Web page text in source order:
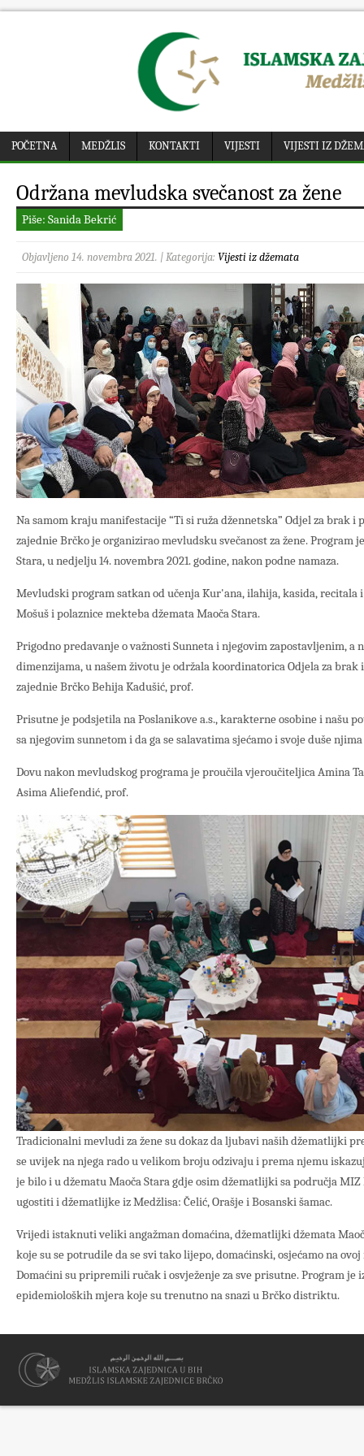
POČETNA MEDŽLIS KONTAKTI VIJESTI VIJESTI IZ
Održana mevludska svečanost za žene
Piše: Sanida Bekrić
Objavljeno 14. novembra 2021. | Kategorija: Vijesti iz džemata
Na samom kraju manifestacije “Ti si ruža džennetska” Odjel za brak i
zajednie Brčko je organizirao mevludsku svečanost za žene. Program
Stara, u nedjelju 14. novembra 2021. godine, nakon podne namaza.
Mevludski program satkan od učenja Kur'ana, ilahija, kasida, recitala
Mošuš i polaznice mekteba džemata Maoča Stara.
Prigodno predavanje o važnosti Sunneta i njegovim zapostavljenim,
dimenzijama, u našem životu je održala koordinatorica Odjela za
zajednie Brčko Behija Kadušić, prof.
Prisutne je podsjetila na Poslanikove a.s., karakterne osobine i našu
sa njegovim sunnetom i da ga se salavatima sjećamo i svoje duše
Dovu nakon mevludskog programa je proučila vjeroučiteljica Amina
Asima Aliefendić, prof.
Tradicionalni mevludi za žene su dokaz da ljubavi naših džematlijki
se uvijek na njega rado u velikom broju odzivaju i prema njemu
je bilo i u džematu Maoča Stara gdje osim džematlijki sa područja MIZ
ugostiti i džematlijke iz Medžlisa: Čelić, Orašje i Bosanski šamac.
Vrijedi istaknuti veliki angažman domaćina, džematlijki džemata
koje su se potrudile da se svi tako lijepo, domaćinski, osjećamo na
Domaćini su pripremili ručak i osvježenje za sve prisutne. Program je
epidemioloških mjera koje su trenutno na snazi u Brčko distriktu.